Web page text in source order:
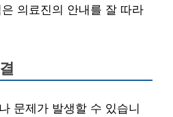
의료진의 안내를 잘 따라
문제가 발생할 수 있습니